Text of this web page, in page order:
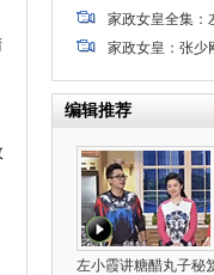
家政女皇全集：
家政女皇：张少
编辑推荐
左小霞讲糖醋丸子秘